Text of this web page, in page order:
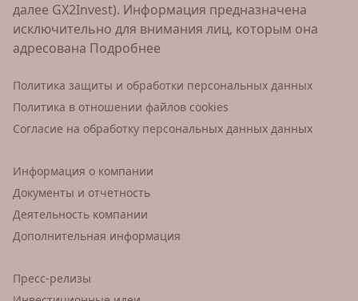
далее GX2Invest). Информация предназначена
исключительно для внимания лиц, которым она
адресована Подробнее
Политика защиты и обработки персональных данных
Политика в отношении файлов cookies
Согласие на обработку персональных данных данных
Информация о компании
Документы и отчетность
Деятельность компании
Дополнительная информация
Пресс-релизы